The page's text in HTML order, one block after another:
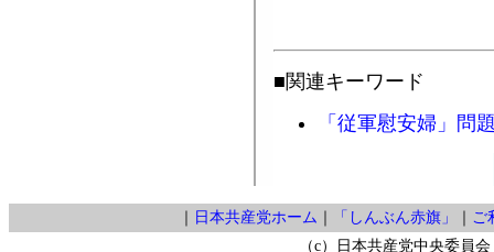
■関連キーワード
「従軍慰安婦」問
｜ 日本共産党ホーム ｜ 「しんぶん赤旗」 ｜ ご
（c）日本共産党中央委員会